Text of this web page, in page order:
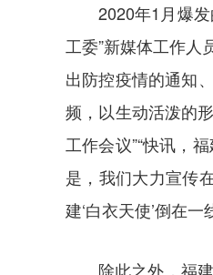
2020年1月爆
工委”新媒体工作人
出防控疫情的通知
频，以生动活泼的
工作会议”“快讯，
是，我们大力宣传
建‘白衣天使’倒在
除此之外，福